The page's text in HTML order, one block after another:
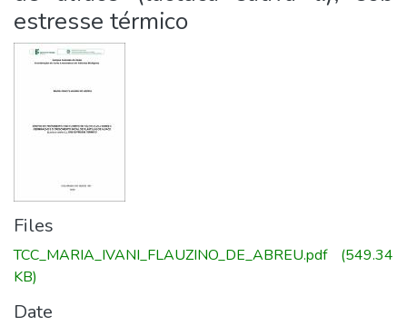
estresse térmico
Files
TCC_MARIA_IVANI_FLAUZINO_DE_ABREU.pdf(549.34
KB)
Date